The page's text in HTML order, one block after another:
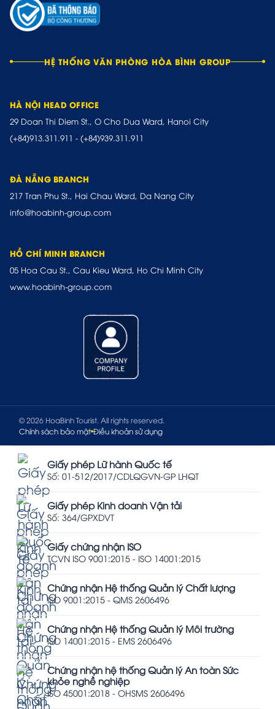
HỆ THỐNG VĂN PHÒNG HÒA BÌNH GROUP
HÀ NỘI HEAD OFFICE
29 Doan Thi Diem St., O Cho Dua Ward, Hanoi City
(+84)913.311.911 - (+84)939.311.911
ĐÀ NẴNG BRANCH
217 Tran Phu St., Hai Chau Ward, Da Nang City
info@hoabinh-group.com
HỒ CHÍ MINH BRANCH
05 Hoa Cau St., Cau Kieu Ward, Ho Chi Minh City
www.hoabinh-group.com
© 2026 HoaBinh Tourist. All rights reserved.
Chính sách bảo mật Điều khoản sử dụng
Giấy phép Lữ hành Quốc tế
Số: 01-512/2017/CDLQGVN-GP LHQT
Giấy phép Kinh doanh Vận tải
Số: 364/GPXDVT
Giấy chứng nhận ISO
TCVN ISO 9001:2015 - ISO 14001:2015
Chứng nhận Hệ thống Quản lý Chất lượng
ISO 9001:2015 - QMS 2606496
Chứng nhận Hệ thống Quản lý Môi trường
ISO 14001:2015 - EMS 2606496
Chứng nhận hệ thống Quản lý An toàn Sức
khỏe nghề nghiệp
ISO 45001:2018 - OHSMS 2606496